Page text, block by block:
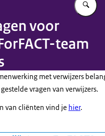
voor
team
met verwijzers
vragen van verwijzers.
van cliënten vind je hier.